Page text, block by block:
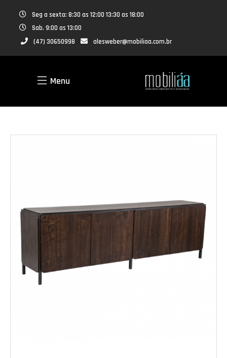
Seg a sexta: 8:30 as 12:00 13:30 as 18:00
Sab. 9:00 as 13:00
(47) 30650998
alesweber@mobiliaa.com.br
Menu